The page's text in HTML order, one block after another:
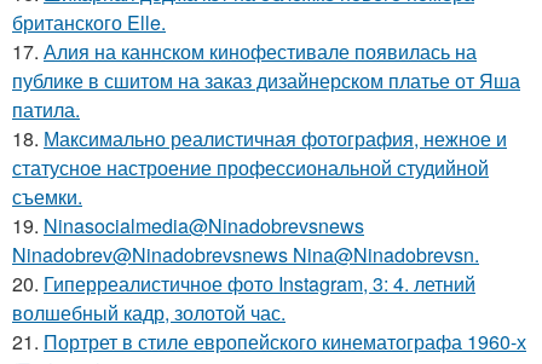
британского Elle.
17. Алия на каннском кинофестивале появилась на
публике в сшитом на заказ дизайнерском платье от Яша
патила.
18. Максимально реалистичная фотография, нежное и
статусное настроение профессиональной студийной
съемки.
19. Ninasocialmedia@Ninadobrevsnews
Ninadobrev@Ninadobrevsnews Nina@Ninadobrevsn.
20. Гиперреалистичное фото Instagram, 3: 4. летний
волшебный кадр, золотой час.
21. Портрет в стиле европейского кинематографа 1960-х